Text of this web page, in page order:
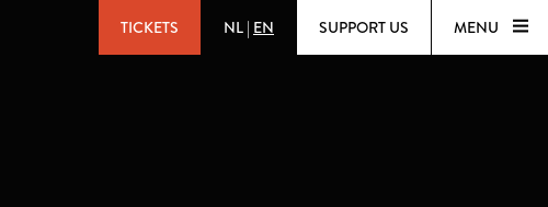
TICKETS NL | EN SUPPORT US MENU